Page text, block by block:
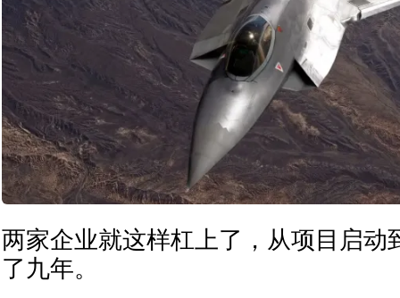
两家企业就这样杠上了，从项目启动
了九年。